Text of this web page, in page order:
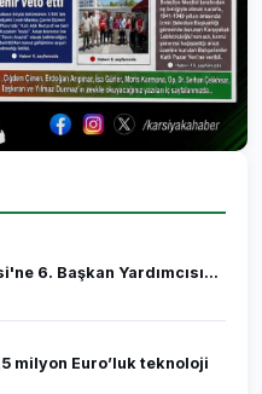
6. Başkan Yardımcısı...
milyon Euro’luk teknoloji